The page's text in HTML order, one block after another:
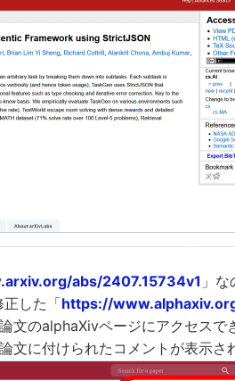
abs/2407.15734v1 」
した「https://
文のalphaXivページにアクセスで
文に付けられたコメントが表示さ